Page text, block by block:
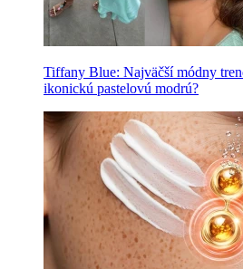
Tiffany Blue: Najväčší módny
ikonickú pastelovú modrú?